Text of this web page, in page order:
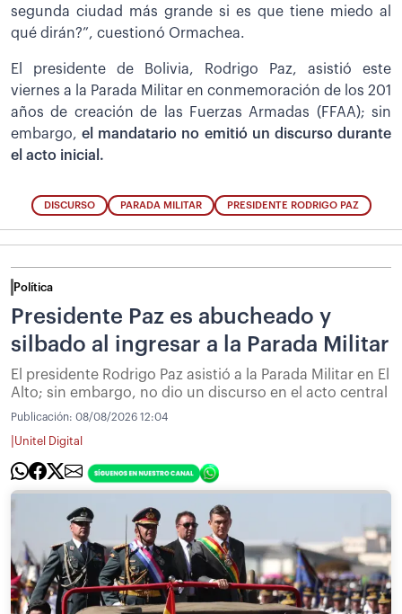
segunda ciudad más grande si es que tiene miedo al
qué dirán?”, cuestionó Ormachea.
El presidente de Bolivia, Rodrigo Paz, asistió este
viernes a la Parada Militar en conmemoración de los 201
años de creación de las Fuerzas Armadas (FFAA); sin
embargo,el mandatario no emitió un discurso durante
el acto inicial.
DISCURSO PARADA MILITAR PRESIDENTE RODRIGO PAZ
Política
Presidente Paz es abucheado y
silbado al ingresar a la Parada Militar
El presidente Rodrigo Paz asistió a la Parada Militar en El
Alto; sin embargo, no dio un discurso en el acto central
Publicación: 08/08/2026 12:04
Unitel Digital